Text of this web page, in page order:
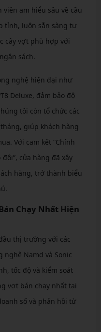
am hiểu sâu về cầu
tỉnh, luôn sẵn sàng tư
cây vợt phù hợp với
sách.
nghệ hiện đại như
Deluxe, đảm bảo độ
tôi còn tổ chức các
giúp khách hàng
Với cam kết “Chính
cửa hàng đã xây
hàng, trở thành biểu
Chạy Nhất Hiện
thị trường với các
nghệ Namd và Sonic
tốc độ và kiểm soát
vợt bán chạy nhất tại
số và phản hồi từ